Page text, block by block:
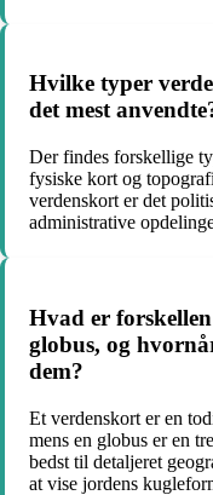
Hvilke typer
det mest
Der findes forskellige
fysiske kort og
verdenskort er det
administrative
Hvad er
globus, og
dem?
Et verdenskort er en
mens en globus er en
bedst til detaljeret
at vise jordens